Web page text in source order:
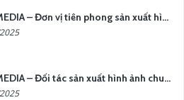
YCN MEDIA – Đơn vị tiên phong sản xuất hình ảnh & âm thanh bằng AI tại Hà Nội
YCN MEDIA – Đối tác sản xuất hình ảnh chuyên nghiệp cho doanh nghiệp tại Hà Nội